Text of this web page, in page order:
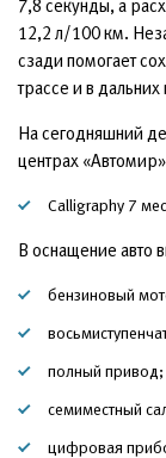
7,8 секунды, а
12,2 л/100 км.
сзади помогает
трассе и в дальних
На сегодняшний
центрах
Calligraphy 7
В оснащение авто
бензиновый
полный привод;
семиместный
цифровая